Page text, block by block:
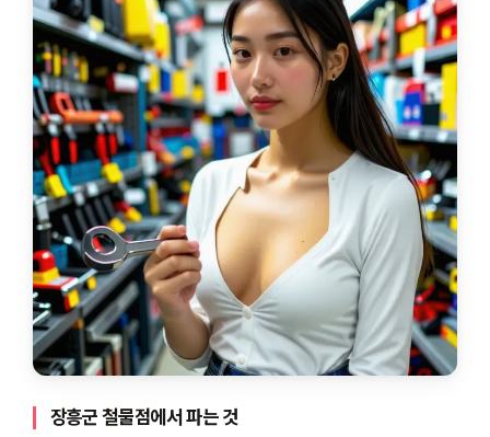
장흥군 철물점에서 파는 것